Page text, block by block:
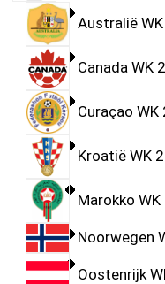
Australië
Canada WK
Curaçao
Kroatië WK
Marokko
Noorwegen
Oostenrijk